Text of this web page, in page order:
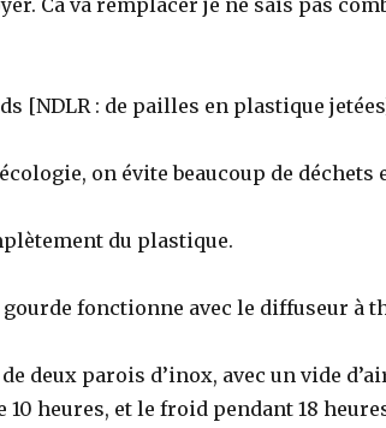
[NDLR : de pailles en plastique
on évite beaucoup de déchets
du plastique.
fonctionne avec le diffuseur à
deux parois d’inox, avec un vide
heures, et le froid pendant 18